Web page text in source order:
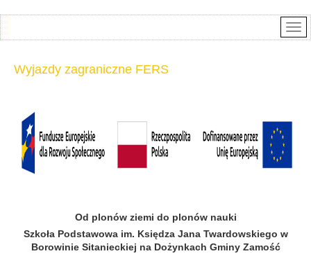
Wyjazdy zagraniczne FERS
Od plonów ziemi do plonów nauki
Szkoła Podstawowa im. Księdza Jana Twardowskiego w
Borowinie Sitanieckiej na Dożynkach Gminy Zamość